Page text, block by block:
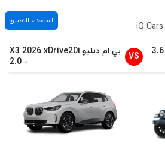
استخدم التطبيق
3.6
VS بي ام دبليو X3 2026xDrive20i
-
2.0